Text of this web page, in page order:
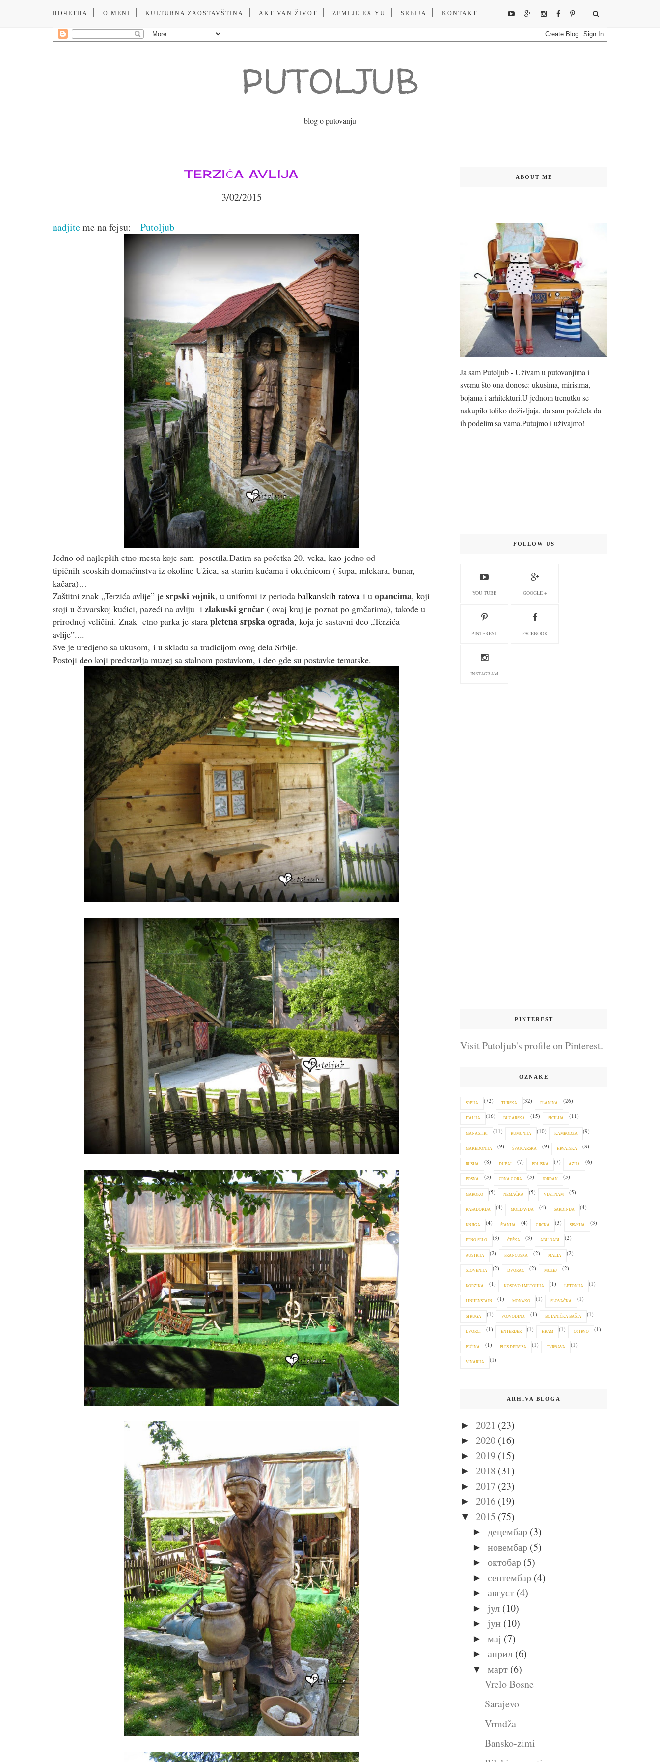
ПОЧЕТНА O MENI KULTURNA ZAOSTAVŠTINA AKTIVAN ŽIVOT ZEMLJE EX YU SRBIJA KONTAKT
PUTOLJUB
blog o putovanju
TERZIĆA AVLIJA
3/02/2015
nadjiteme na fejsu: Putoljub
Jedno od najlepših etno mesta koje sam posetila.Datira sa početka 20. veka, kao jedno od
tipičnih seoskih domaćinstva iz okoline Užica, sa starim kućama i okućnicom ( šupa, mlekara, bunar,
kačara)…
Zaštitni znak „Terzića avlije” je srpski vojnik, u uniformi iz perioda balkanskih ratova i u opancima, koji
stoji u čuvarskoj kućici, pazeći na avliju i zlakuski grnčar ( ovaj kraj je poznat po grnčarima), takođe u
prirodnoj veličini. Znak etno parka je stara pletena srpska ograda, koja je sastavni deo „Terzića
avlije”....
Sve je uredjeno sa ukusom, i u skladu sa tradicijom ovog dela Srbije.
Postoji deo koji predstavlja muzej sa stalnom postavkom, i deo gde su postavke tematske.
ABOUT ME
Ja sam Putoljub - Uživam u putovanjima i
svemu što ona donose: ukusima, mirisima,
bojama i arhitekturi.U jednom trenutku se
nakupilo toliko doživljaja, da sam poželela da
ih podelim sa vama.Putujmo i uživajmo!
FOLLOW US
YOU TUBE GOOGLE +
PINTEREST FACEBOOK
INSTAGRAM
PINTEREST
Visit Putoljub's profile on Pinterest.
OZNAKE
SRBIJA (72) TURSKA (32) PLANINA (26)
ITALIJA (16) BUGARSKA (15) SICILIJA (11)
MANASTIRI (11) RUMUNIJA (10) KAMBODŽA (9)
MAKEDONIJA (9) ŠVAJCARSKA (9) HRVATSKA (8)
RUSIJA (8) DUBAI (7) POLJSKA (7) AZIJA (6)
BOSNA (5) CRNA GORA (5) JORDAN (5)
MAROKO (5) NEMAČKA (5) VIJETNAM (5)
KAPADOKIJA (4) MOLDAVIJA (4) SARDINIJA (4)
KNJIGA (4) ŠPANIJA (4) GRCKA (3) SPANIJA (3)
ETNO SELO (3) ČEŠKA (3) ABU DABI (2)
AUSTRIJA (2) FRANCUSKA (2) MALTA (2)
SLOVENIJA (2) DVORAC (2) MUZEJ (2)
KORZIKA (1) KOSOVO I METOHIJA (1) LETONIJA (1)
LINHENSTAJN (1) MONAKO (1) SLOVAČKA (1)
STRUGA (1) VOJVODINA (1) BOTANIČKA BAŠTA (1)
DVORCI (1) ENTERIJER (1) HRAM (1) OSTRVO (1)
PEĆINA (1) PLES DERVISA (1) TVRĐAVA (1)
VINARIJA (1)
ARHIVA BLOGA
► 2021 (23)
► 2020 (16)
► 2019 (15)
► 2018 (31)
► 2017 (23)
► 2016 (19)
▼ 2015 (75)
► децембар (3)
► новембар (5)
► октобар (5)
► септембар (4)
► август (4)
► јул (10)
► јун (10)
► мај (7)
► април (6)
▼ март (6)
Vrelo Bosne
Sarajevo
Vrmdža
Bansko-zimi